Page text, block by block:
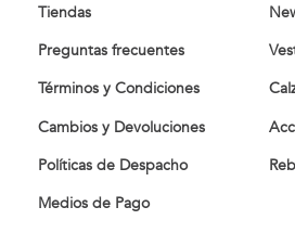
Tiendas
Preguntas frecuentes
Términos y Condiciones
Cambios y Devoluciones
Políticas de Despacho
Medios de Pago